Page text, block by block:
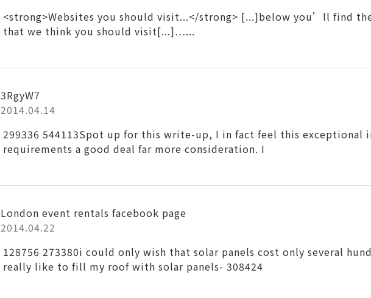
<strong>Websites you should visit...</strong> [...]below you’ll find
that we think you should visit[...]…...
3RgyW7
2014.04.14
299336 544113Spot up for this write-up, I in fact feel this exceptional
requirements a good deal far more consideration. I
London event rentals facebook page
2014.04.22
128756 273380i could only wish that solar panels cost only several
really like to fill my roof with solar panels- 308424